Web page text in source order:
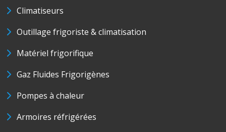
Climatiseurs
Outillage frigoriste & climatisation
Matériel frigorifique
Gaz Fluides Frigorigènes
Pompes à chaleur
Armoires réfrigérées